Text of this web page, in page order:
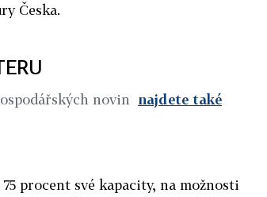
Česka.
novin najdete také
procent své kapacity, na možnosti